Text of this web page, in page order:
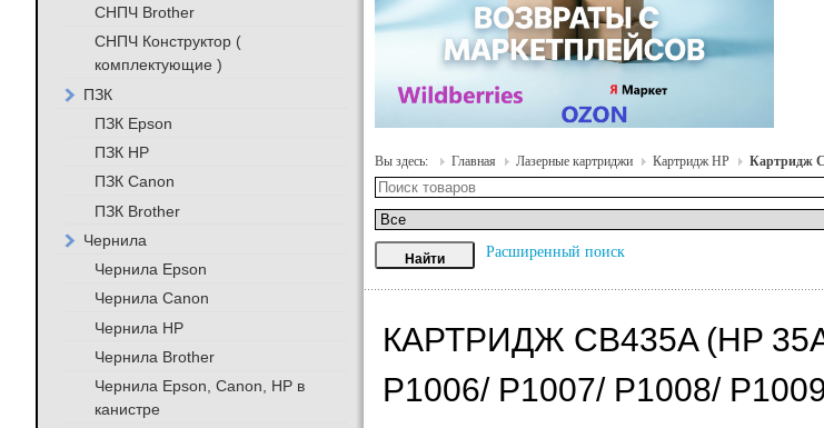
Вы здесь: Главная Лазерные картриджи Картридж HP Картридж
Расширенный поиск
КАРТРИДЖ CB435A (HP
P1006/ P1007/ P1008/
СНПЧ Brother
СНПЧ Конструктор (
комплектующие )
ПЗК
ПЗК Epson
ПЗК HP
ПЗК Canon
ПЗК Brother
Чернила
Чернила Epson
Чернила Canon
Чернила HP
Чернила Brother
Чернила Epson, Canon, HP в
канистре